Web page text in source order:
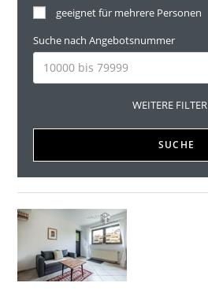
geeignet für mehrere Personen
Suche nach Angebotsnummer
WEITERE FILTER
SUCHE